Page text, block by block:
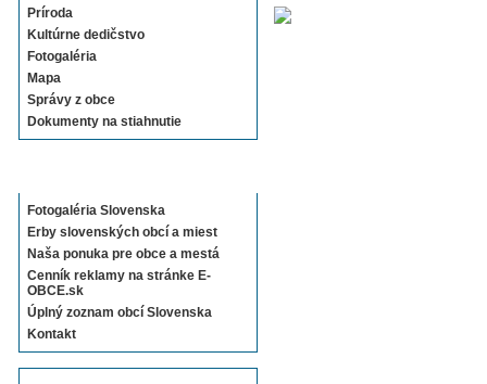
Príroda
Kultúrne dedičstvo
Fotogaléria
Mapa
Správy z obce
Dokumenty na stiahnutie
Fotogaléria Slovenska
Erby slovenských obcí a miest
Naša ponuka pre obce a mestá
Cenník reklamy na stránke E-
OBCE.sk
Úplný zoznam obcí Slovenska
Kontakt